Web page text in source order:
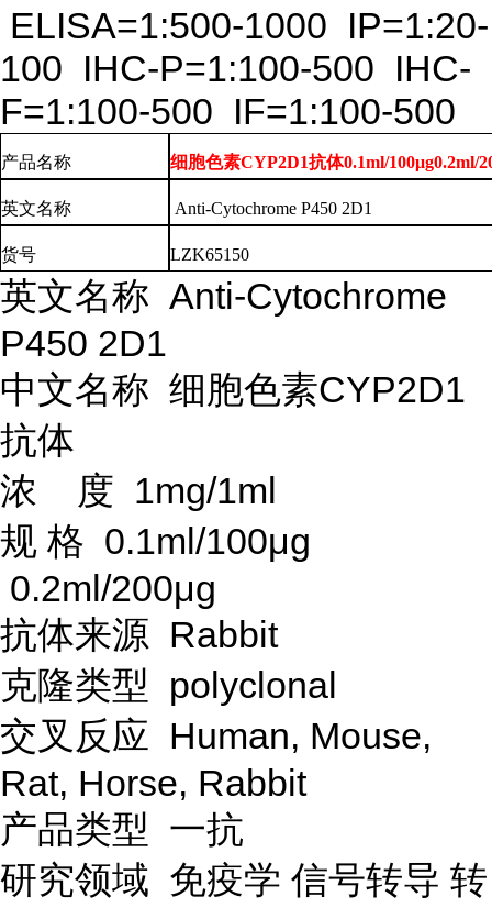
ELISA=1:500-1000 IP=1:20-
100 IHC-P=1:100-500 IHC-
F=1:100-500 IF=1:100-500
产品名称 细胞色素CYP2D1抗体0.1ml/100μg0.2ml/
英文名称 Anti-Cytochrome P450 2D1
货号 LZK65150
英文名称 Anti-Cytochrome
P450 2D1
中文名称 细胞色素CYP2D1
抗体
浓
度 1mg/1ml
规 格 0.1ml/100μg
0.2ml/200μg
抗体来源 Rabbit
克隆类型 polyclonal
交叉反应 Human, Mouse,
Rat, Horse, Rabbit
产品类型 一抗
研究领域 免疫学 信号转导 转